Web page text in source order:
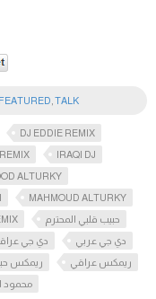
FEATURED TALK
DJ EDDIE REMIX
IRAQI DJ
ALTURKY
MAHMOUD ALTURKY
حبيب قلبي المحترم
دي جي
دي جي عربي
ريمكس
ريمكس عراقي
محمود